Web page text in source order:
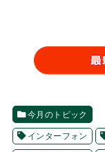
今月のトピック
インターフォン